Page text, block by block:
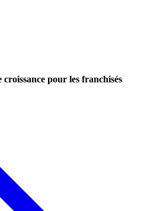
pour les franchisés